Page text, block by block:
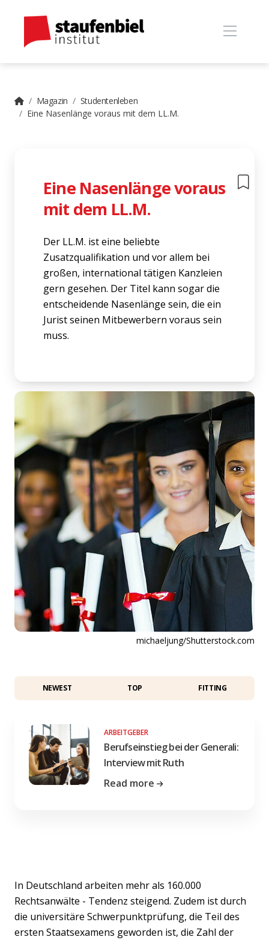
Magazin
Studentenleben
Eine Nasenlänge voraus mit dem LL.M.
Eine Nasenlänge voraus
mit dem LL.M.
Der LL.M. ist eine beliebte
Zusatzqualifikation und vor allem bei
großen, international tätigen Kanzleien
gern gesehen. Der Titel kann sogar die
entscheidende Nasenlänge sein, die ein
Jurist seinen Mitbewerbern voraus sein
muss.
michaeljung/Shutterstock.com
NEWEST TOP FITTING
ARBEITGEBER
Berufseinstieg bei der Generali:
Interview mit Ruth
Read more
In Deutschland arbeiten mehr als 160.000
Rechtsanwälte - Tendenz steigend. Zudem ist durch
die universitäre Schwerpunktprüfung, die Teil des
ersten Staatsexamens geworden ist, die Zahl der